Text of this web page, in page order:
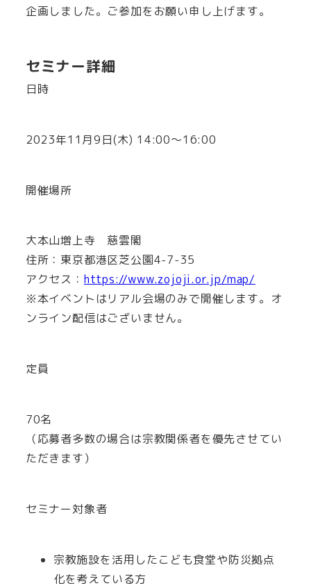
企画しました。ご参加をお願い申し上げます。
セミナー詳細
日時
2023年11月9日(木) 14:00～16:00
開催場所
大本山増上寺 慈雲閣
住所：東京都港区芝公園4-7-35
アクセス： https://www.zojoji.or.jp/map/
※本イベントはリアル会場のみで開催します。オ
ンライン配信はございません。
定員
70名
（応募者多数の場合は宗教関係者を優先させてい
ただきます）
セミナー対象者
宗教施設を活用したこども食堂や防災拠点
化を考えている方